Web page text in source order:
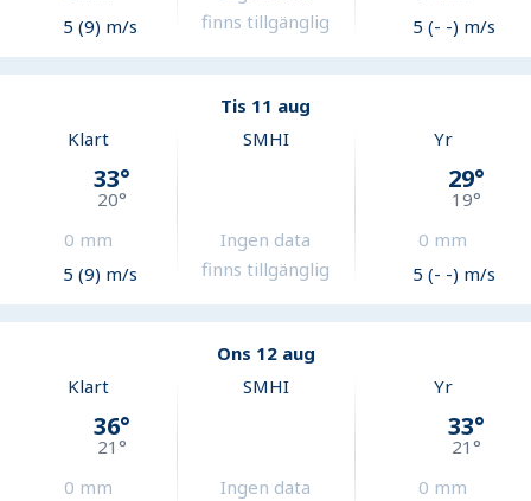
5 (9) m/s
finns tillgänglig
5 (- -) m/s
Tis 11 aug
Klart
33°
20°
0 mm
5 (9) m/s
SMHI
Ingen data
finns tillgänglig
Yr
29°
19°
0 mm
5 (- -) m/s
Ons 12 aug
Klart
36°
21°
0 mm
SMHI
Ingen data
Yr
33°
21°
0 mm